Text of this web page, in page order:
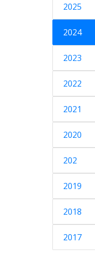
2025
2024
2023
2022
2021
2020
202
2019
2018
2017